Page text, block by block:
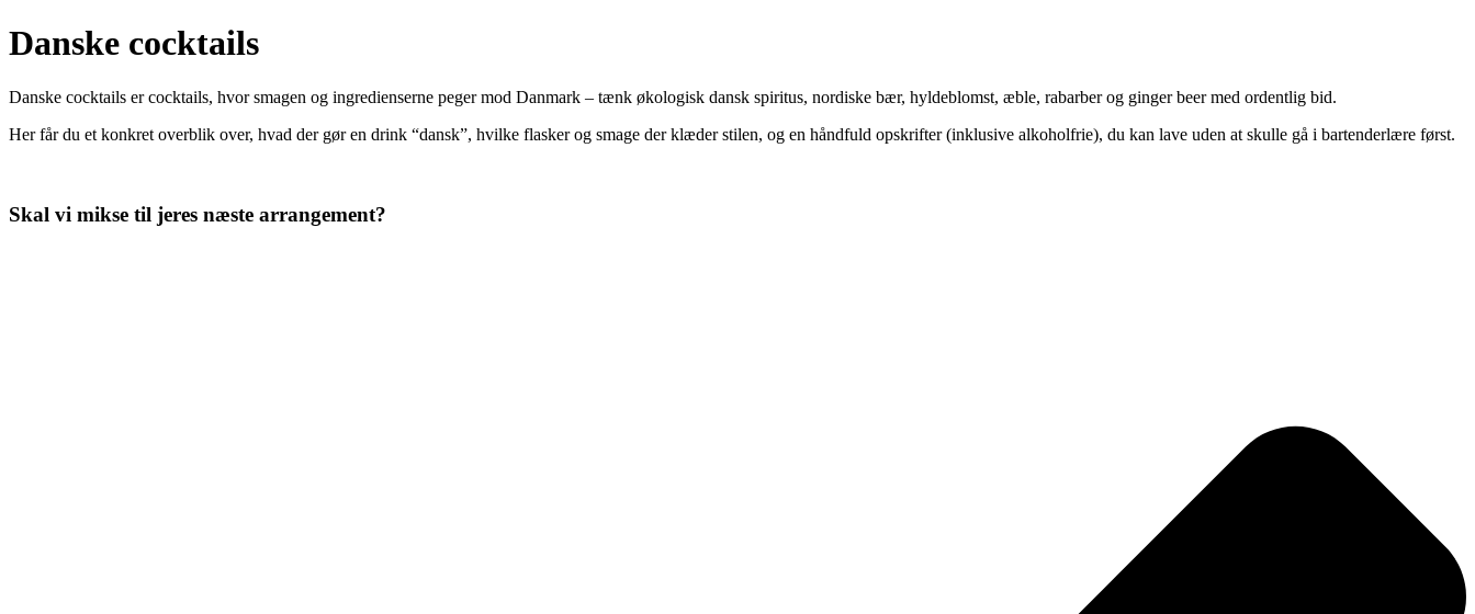
Danske cocktails
Danske cocktails er cocktails, hvor smagen og ingredienserne peger mod Danmark – tænk økologisk dansk spiritus, nordiske bær, hyldeblomst, æble, rabarber og ginger beer med ordentlig bid.
Her får du et konkret overblik over, hvad der gør en drink “dansk”, hvilke flasker og smage der klæder stilen, og en håndfuld opskrifter (inklusive alkoholfrie), du kan lave uden at skulle gå i bartenderlære først.
Skal vi mikse til jeres næste arrangement?